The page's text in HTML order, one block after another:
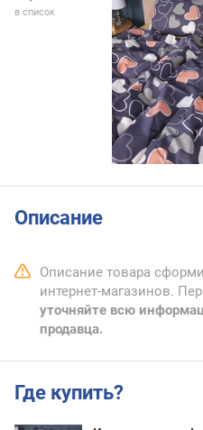
в список
Описание
Описание товара
интернет-магазинов.
уточняйте всю
продавца.
Где купить?